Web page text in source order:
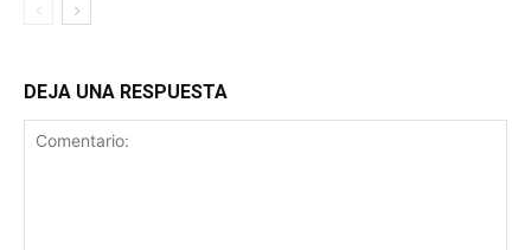
DEJA UNA RESPUESTA